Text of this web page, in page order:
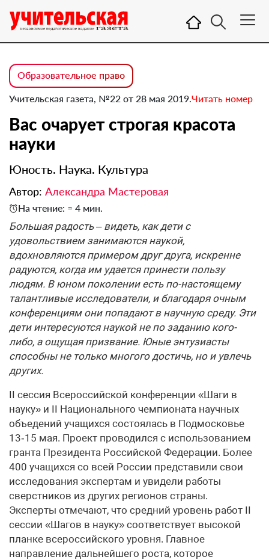
Образовательное право
Учительская газета, №22 от 28 мая 2019.Читать номер
Вас очарует строгая красота
науки
Юность. Наука. Культура
Автор: Александра Мастеровая
На чтение: ≈ 4 мин.
Большая радость – видеть, как дети с
удовольствием занимаются наукой,
вдохновляются примером друг друга, искренне
радуются, когда им удается принести пользу
людям. В юном поколении есть по-настоящему
талантливые исследователи, и благодаря очным
конференциям они попадают в научную среду. Эти
дети интересуются наукой не по заданию кого-
либо, а ощущая призвание. Юные энтузиасты
способны не только многого достичь, но и увлечь
других.
II сессия Всероссийской конференции «Шаги в
науку» и II Национального чемпионата научных
объедений учащихся состоялась в Подмосковье
13‑15 мая. Проект проводился с использованием
гранта Президента Российской Федерации. Более
400 учащихся со всей России представили свои
исследования экспертам и увидели работы
сверстников из других регионов страны.
Эксперты отмечают, что средний уровень работ II
сессии «Шагов в науку» соответствует высокой
планке всероссийского уровня. Главное
направление дальнейшего роста, которое